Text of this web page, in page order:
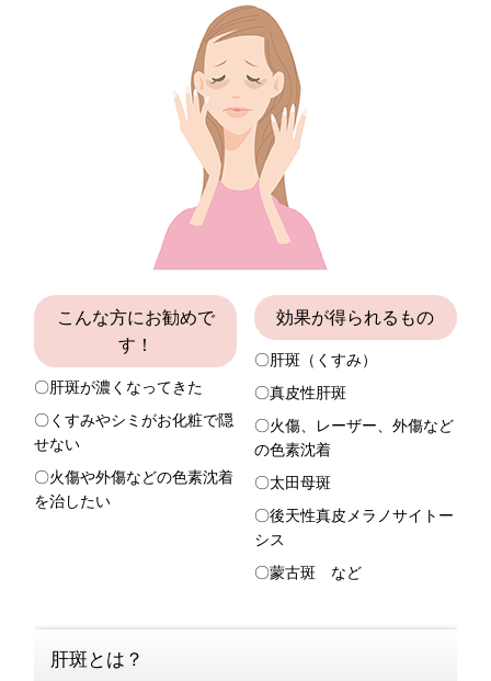
こんな方にお勧めで
す！
〇肝斑が濃くなってきた
〇くすみやシミがお化粧で隠
せない
〇火傷や外傷などの色素沈着
を治したい
効果が得られるもの
〇肝斑（くすみ）
〇真皮性肝斑
〇火傷、レーザー、外傷など
の色素沈着
〇太田母斑
〇後天性真皮メラノサイトー
シス
〇蒙古斑 など
肝斑とは？